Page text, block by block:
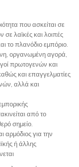
που ασκείται σε
λαϊκές και λοιπές
το πλανόδιο εμπόριο.
οργανωμένη αγορά,
πρωτογενών και
και επαγγελματίες
αλλά και
από το
σημείο.
αρμόδιος για την
ή άλλης